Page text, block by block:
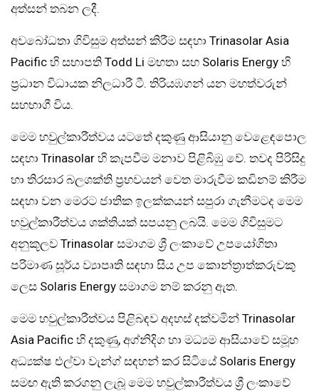
අත්සන් තබන ලදී.
අවබෝධතා ගිවිසුම අත්සන් කිරීම සඳහා Trinasolar Asia
Pacific හි සභාපති Todd Li මහතා සහ Solaris Energy හි
ප්‍රධාන විධායක නිලධාරී ටී. තිරියඹගන් යන මහත්වරුන්
සහභාගී විය.
මෙම හවුල්කාරීත්වය යටතේ දකුණු ආසියානු වෙළෙඳපොල
සඳහා Trinasolar හි කැපවීම මනාව පිළිබිඹු වේ. තවද පිරිසිදු
හා තිරසාර බලශක්ති ප්‍රභවයන් වෙත මාරුවීම කඩිනම් කිරීම
සඳහා වන මෙරට ජාතික ඉලක්කයන් සපුරා ගැනීමටද මෙම
හවුල්කාරීත්වය ශක්තියක් සපයනු ලබයි. මෙම ගිවිසුමට
අනුකූලව Trinasolar සමාගම ශ්‍රී ලංකාවේ උපයෝගිතා
පරිමාණ සූර්ය ව්‍යාපෘති සඳහා සිය උප කොන්ත්‍රාත්කරුවකු
ලෙස Solaris Energy සමාගම නම් කරනු ඇත.
මෙම හවුල්කාරීත්වය පිළිබඳව අදහස් දක්වමින් Trinasolar
Asia Pacific හි දකුණු, අග්නිදිග හා මධ්‍යම ආසියාවේ සමූහ
අධ්‍යක්ෂ එල්වා වැන්ග් සඳහන් කර සිටියේ Solaris Energy
සමඟ ඇති කරගනු ලැබූ මෙම හවුල්කාරීත්වය ශ්‍රී ලංකාවේ